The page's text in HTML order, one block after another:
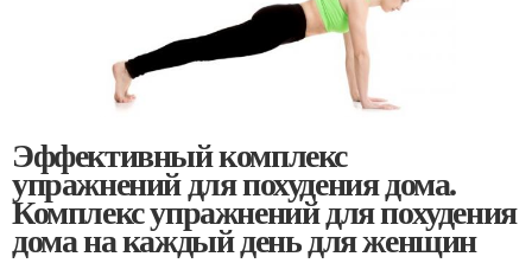
Эффективный комплекс
упражнений для похудения дома.
Комплекс упражнений для похудения
дома на каждый день для женщин